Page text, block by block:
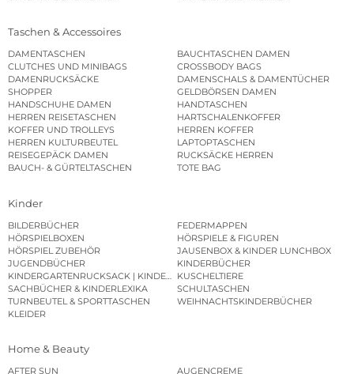
DAMENTASCHEN
BAUCHTASCHEN DAMEN
CLUTCHES UND MINIBAGS
CROSSBODY BAGS
DAMENRUCKSÄCKE
DAMENSCHALS & DAMENTÜCHER
SHOPPER
GELDBÖRSEN DAMEN
HANDSCHUHE DAMEN
HANDTASCHEN
HERREN REISETASCHEN
HARTSCHALENKOFFER
KOFFER UND TROLLEYS
HERREN KOFFER
HERREN KULTURBEUTEL
LAPTOPTASCHEN
REISEGEPÄCK DAMEN
RUCKSÄCKE HERREN
BILDERBÜCHER
FEDERMAPPEN
HÖRSPIELBOXEN
HÖRSPIELE & FIGUREN
HÖRSPIEL ZUBEHÖR
JAUSENBOX & KINDER LUNCHBOX
JUGENDBÜCHER
KINDERBÜCHER
KINDERGARTENRUCKSACK | KINDERGARTENBEUTEL
KUSCHELTIERE
SACHBÜCHER & KINDERLEXIKA
SCHULTASCHEN
TURNBEUTEL & SPORTTASCHEN
Home & Beauty